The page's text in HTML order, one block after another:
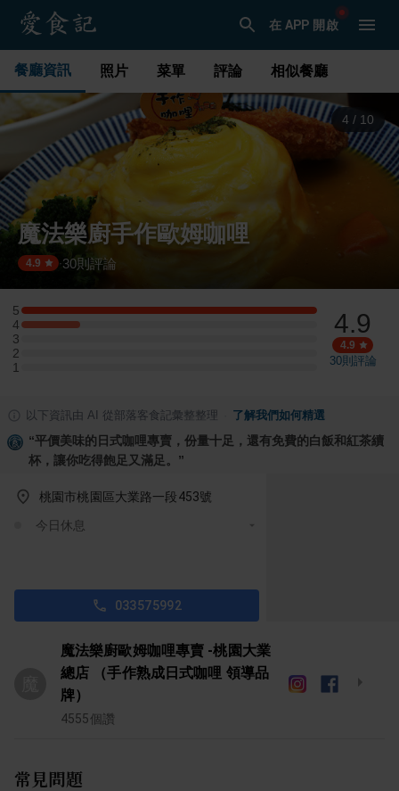
在 APP 開啟
餐廳資訊 照片 菜單 評論 相似餐廳
5 / 10
魔法樂廚手作歐姆咖哩
4.9 ·30則評論
5
5 星：5 則評論
4
4 星：1 則評論
3
3 星：0 則評論
2
2 星：0 則評論
1
1 星：0 則評論
4.9
4.9
30則評論
以下資訊由 AI 從部落客食記彙整整理 了解我們如何精選
“平價美味的日式咖哩專賣，份量十足，還有免費的白飯和紅茶續
杯，讓你吃得飽足又滿足。 ”
桃園市桃園區大業路一段453號
今日休息
033575992
魔法樂廚歐姆咖哩專賣 -桃園大業
總店 （手作熟成日式咖哩 領導品
牌）
4555個讚
常見問題